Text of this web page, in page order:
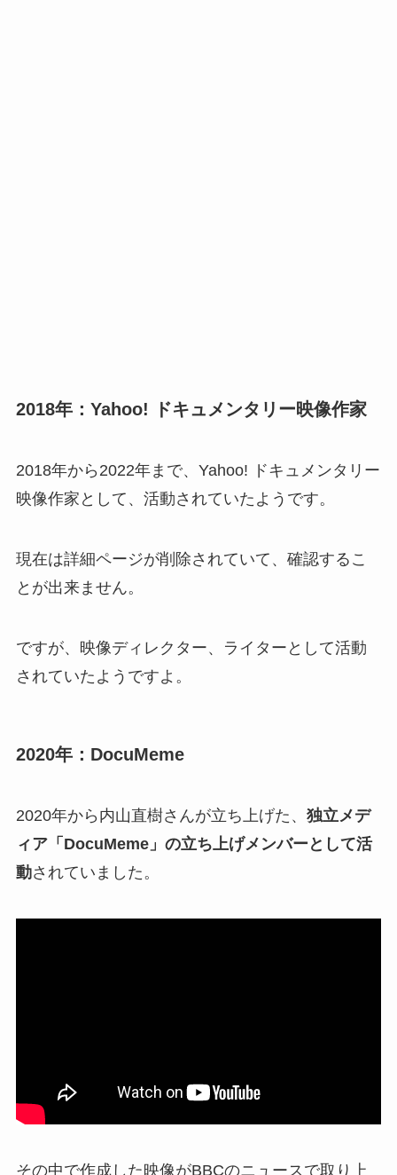
2018年：Yahoo! ドキュメンタリー映像作家
2018年から2022年まで、Yahoo! ドキュメンタリー
映像作家として、活動されていたようです。
現在は詳細ページが削除されていて、確認するこ
とが出来ません。
ですが、映像ディレクター、ライターとして活動
されていたようですよ。
2020年：DocuMeme
2020年から内山直樹さんが立ち上げた、 独立メデ
ィア「DocuMeme」の立ち上げメンバーとして活
動されていました。
その中で作成した映像がBBCのニュースで取り上